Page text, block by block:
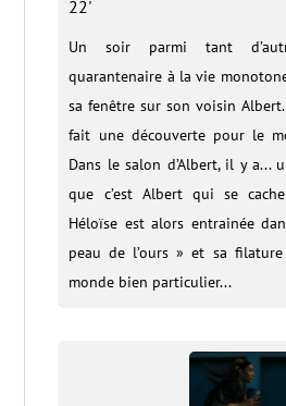
22'
Un soir parmi tant
quarantenaire à la vie
sa fenêtre sur son voisin
fait une découverte pour le
Dans le salon d’Albert, il y a...
que c’est Albert qui se
Héloïse est alors entrainée
peau de l’ours » et sa
monde bien particulier...